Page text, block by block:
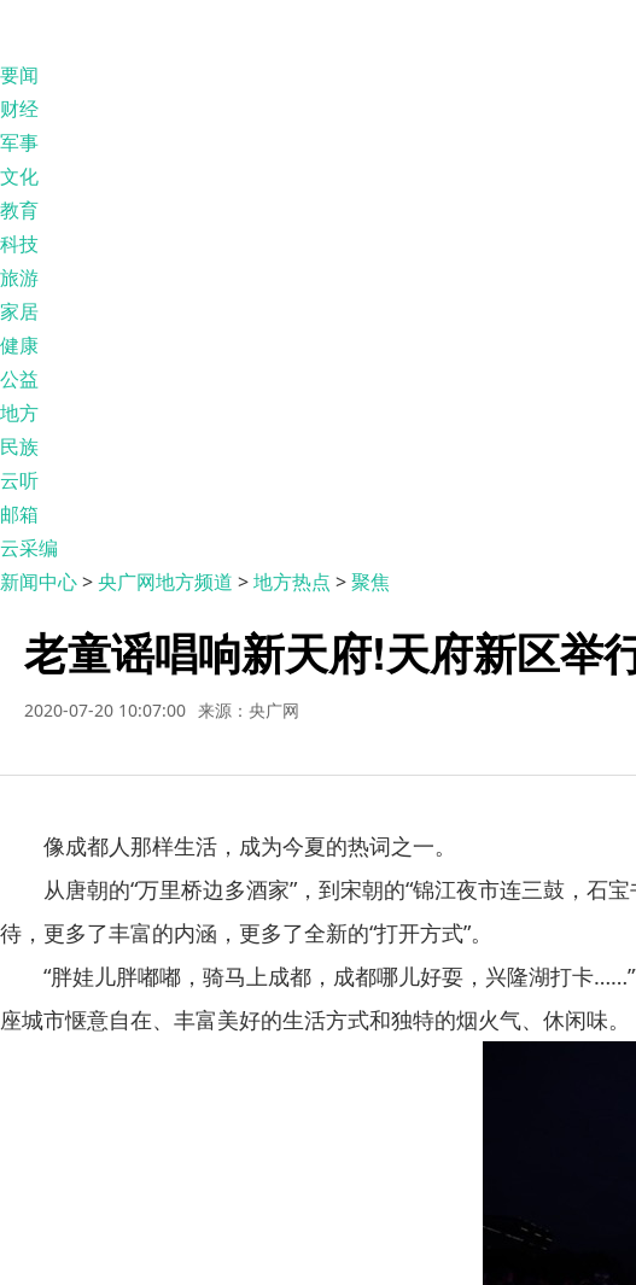
要闻
财经
军事
文化
教育
科技
旅游
家居
健康
公益
地方
民族
云听
邮箱
云采编
新闻中心>央广网地方频道 >地方热点 >聚焦
老童谣唱响新天府!天府新区举
2020-07-20 10:07:00 来源：央广网
像成都人那样生活，成为今夏的热词之一。
从唐朝的“万里桥边多酒家”，到宋朝的“锦江夜市连三鼓，石
待，更多了丰富的内涵，更多了全新的“打开方式”。
“胖娃儿胖嘟嘟，骑马上成都，成都哪儿好耍，兴隆湖打卡
座城市惬意自在、丰富美好的生活方式和独特的烟火气、休闲味。